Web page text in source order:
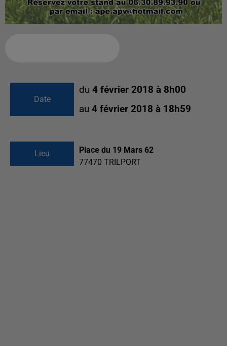
Date
du 4 février 2018 à 8h00
au 4 février 2018 à 18h59
Lieu
Place du 19 Mars 62
77470 TRILPORT